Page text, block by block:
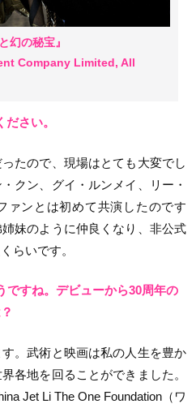
幻の秘宝』
Company Limited, All
さい。
たので、現場はとても大変でし
クン、グイ・ルンメイ、リー・
ァンとは初めて共演したのです
妹のように仲良くなり、非公式
らいです。
すね。デビューから30周年の
。武術と映画は私の人生を豊か
各地を回ることができました。
Jet Li The One Foundation（ワ